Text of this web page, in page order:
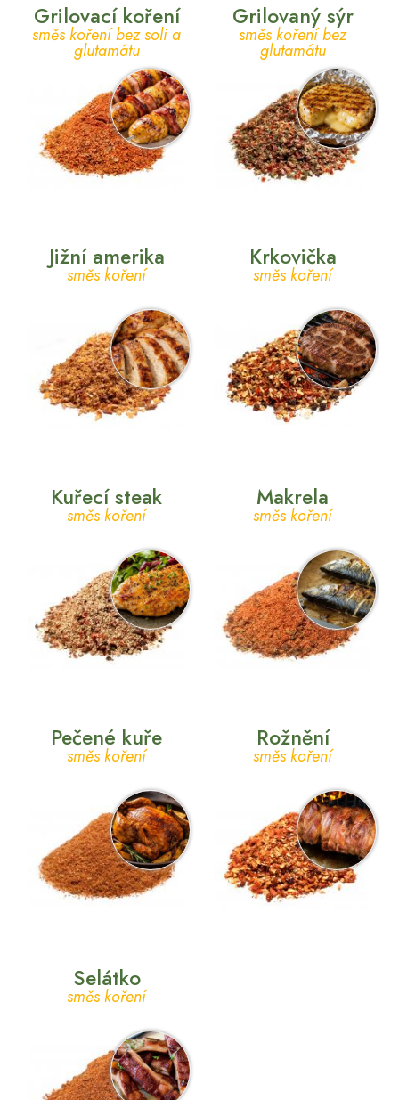
Grilovací koření
směs koření bez soli a
glutamátu
Grilovaný sýr
směs koření bez
glutamátu
Jižní amerika
směs koření
Krkovička
směs koření
Kuřecí steak
směs koření
Makrela
směs koření
Pečené kuře
směs koření
Rožnění
směs koření
Selátko
směs koření